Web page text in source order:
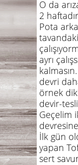
O da
2
Pota
ayrı
devri
örnek
devir-
Geçelim
İlk gün
yapan
sert